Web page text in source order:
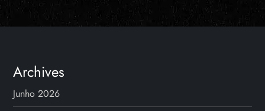
Archives
Junho 2026